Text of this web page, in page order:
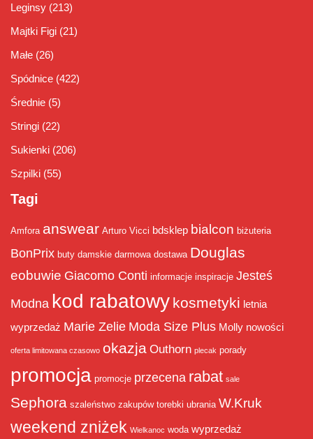
Leginsy (213)
Majtki Figi (21)
Małe (26)
Spódnice (422)
Średnie (5)
Stringi (22)
Sukienki (206)
Szpilki (55)
Tagi
Amfora answear Arturo Vicci bdsklep bialcon biżuteria
BonPrix buty damskie darmowa dostawa Douglas
eobuwie Giacomo Conti informacje inspiracje Jesteś
Modna kod rabatowy kosmetyki letnia
wyprzedaż Marie Zelie Moda Size Plus Molly nowości
oferta limitowana czasowo okazja Outhorn plecak porady
promocja promocje przecena rabat sale
Sephora szaleństwo zakupów torebki ubrania W.Kruk
weekend zniżek Wielkanoc woda wyprzedaż